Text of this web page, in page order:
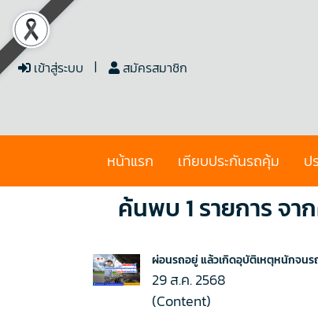
เข้าสู่ระบบ สมัครสมาชิก
หน้าแรก เทียบประกันรถคุ้ม ป
ค้นพบ 1 รายการ จ
ผ่อนรถอยู่ แล้วเกิดอุบัติเหตุหนักจนร
29 ส.ค. 2568
(Content)